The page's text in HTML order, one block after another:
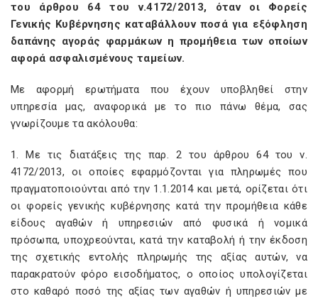
του άρθρου 64 του ν.4172/2013, όταν οι Φορείς
Γενικής Κυβέρνησης καταβάλλουν ποσά για εξόφληση
δαπάνης αγοράς φαρμάκων η προμήθεια των οποίων
αφορά ασφαλισμένους ταμείων.
Με αφορμή ερωτήματα που έχουν υποβληθεί στην
υπηρεσία μας, αναφορικά με το πιο πάνω θέμα, σας
γνωρίζουμε τα ακόλουθα:
1. Με τις διατάξεις της παρ. 2 του άρθρου 64 του ν.
4172/2013, οι οποίες εφαρμόζονται για πληρωμές που
πραγματοποιούνται από την 1.1.2014 και μετά, ορίζεται ότι
οι φορείς γενικής κυβέρνησης κατά την προμήθεια κάθε
είδους αγαθών ή υπηρεσιών από φυσικά ή νομικά
πρόσωπα, υποχρεούνται, κατά την καταβολή ή την έκδοση
της σχετικής εντολής πληρωμής της αξίας αυτών, να
παρακρατούν φόρο εισοδήματος, ο οποίος υπολογίζεται
στο καθαρό ποσό της αξίας των αγαθών ή υπηρεσιών με